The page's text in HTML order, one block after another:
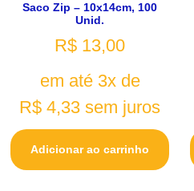
Saco Zip – 10x14cm, 100
Unid.
R$ 13,00
em até 3x de
R$ 4,33 sem juros
Adicionar ao carrinho